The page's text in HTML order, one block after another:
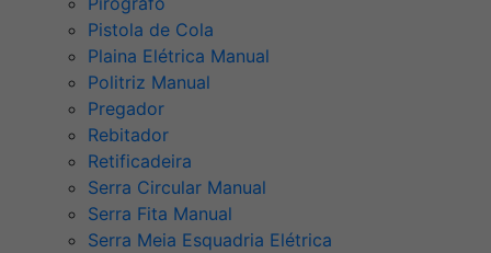
Pistola de Cola
Plaina Elétrica Manual
Politriz Manual
Pregador
Rebitador
Retificadeira
Serra Circular Manual
Serra Fita Manual
Serra Meia Esquadria Elétrica